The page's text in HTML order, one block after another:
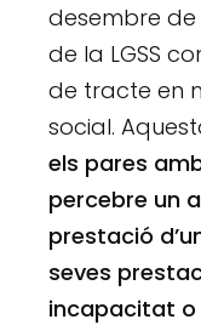
desembre de
de la LGSS
de tracte en
social.
els pares
percebre un
prestació
seves
incapacitat